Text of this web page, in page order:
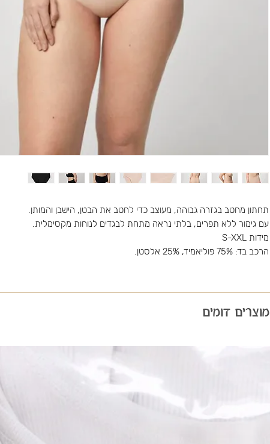
תחתון מחטב בגזרה גבוהה, מעוצב כדי לחטב את הבטן, הישבן והמותן.
עם גימור ללא תפרים, בלתי נראה מתחת לבגדים לנוחות מקסימלית.
מידות S-XXL
הרכב בד: 75% פוליאמיד, 25% אלסטן.
מוצרים דומים